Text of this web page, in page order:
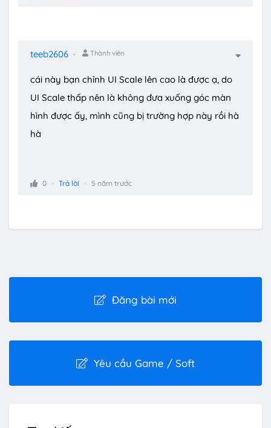
teeb2606 Thành viên
cái này bạn chỉnh UI Scale lên cao là được ạ, do
UI Scale thấp nên là không đưa xuống góc màn
hình được ấy, mình cũng bị trường hợp này rồi hà
hà
0 Trả lời 5 năm trước
Đăng bài mới
Yêu cầu Game / Soft